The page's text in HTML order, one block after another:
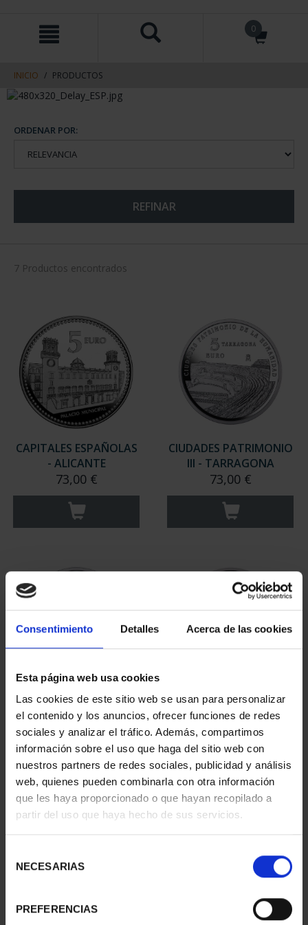
Consentimiento Detalles Acerca de las cookies
Esta página web usa cookies
Las cookies de este sitio web se usan para personalizar
el contenido y los anuncios, ofrecer funciones de redes
sociales y analizar el tráfico. Además, compartimos
información sobre el uso que haga del sitio web con
nuestros partners de redes sociales, publicidad y análisis
web, quienes pueden combinarla con otra información
que les haya proporcionado o que hayan recopilado a
partir del uso que haya hecho de sus servicios.
NECESARIAS
PREFERENCIAS
contenido
navegacin
0
INICIO PRODUCTOS
ORDENAR POR:
REFINAR
7 Productos encontrados
CAPITALES ESPAÑOLAS
- ALICANTE
73,00 €
CIUDADES PATRIMONIO
III - TARRAGONA
73,00 €
CIUDADES PATRIMONIO
III - SEGOVIA
73,00 €
CIUDADES PATRIMONIO
III - UBEDA
73,00 €